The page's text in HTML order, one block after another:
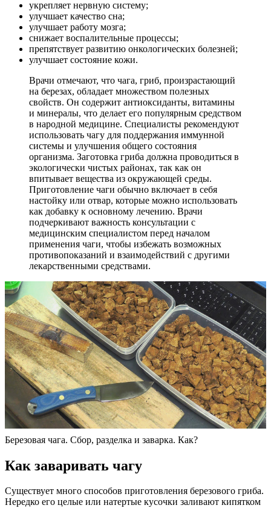
укрепляет нервную систему;
улучшает качество сна;
улучшает работу мозга;
снижает воспалительные процессы;
препятствует развитию онкологических болезней;
улучшает состояние кожи.
Врачи отмечают, что чага, гриб, произрастающий
на березах, обладает множеством полезных
свойств. Он содержит антиоксиданты, витамины
и минералы, что делает его популярным средством
в народной медицине. Специалисты рекомендуют
использовать чагу для поддержания иммунной
системы и улучшения общего состояния
организма. Заготовка гриба должна проводиться в
экологически чистых районах, так как он
впитывает вещества из окружающей среды.
Приготовление чаги обычно включает в себя
настойку или отвар, которые можно использовать
как добавку к основному лечению. Врачи
подчеркивают важность консультации с
медицинским специалистом перед началом
применения чаги, чтобы избежать возможных
противопоказаний и взаимодействий с другими
лекарственными средствами.
Березовая чага. Сбор, разделка и заварка. Как?
Как заваривать чагу
Существует много способов приготовления березового гриба.
Нередко его целые или натертые кусочки заливают кипятком